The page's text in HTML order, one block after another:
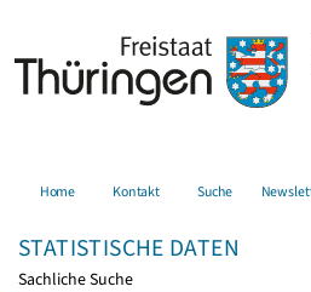
Home Kontakt Suche
STATISTISCHE DATEN
Sachliche Suche